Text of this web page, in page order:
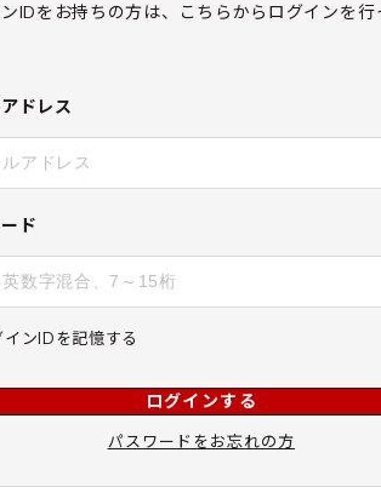
IDをお持ちの方は、こちらからログインを行
ドレス
ド
インIDを記憶する
ログインする
パスワードをお忘れの方